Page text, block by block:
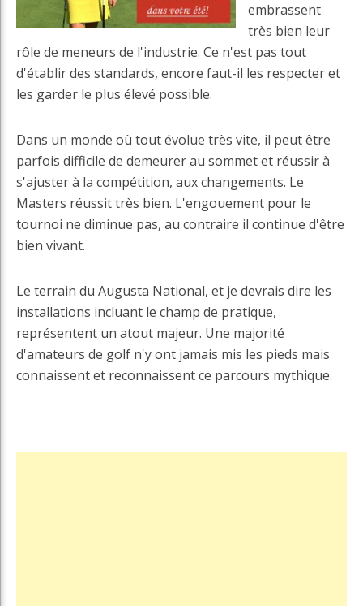
embrassent
très bien leur
rôle de meneurs de l'industrie. Ce n'est pas tout
d'établir des standards, encore faut-il les respecter et
les garder le plus élevé possible.
Dans un monde où tout évolue très vite, il peut être
parfois difficile de demeurer au sommet et réussir à
s'ajuster à la compétition, aux changements. Le
Masters réussit très bien. L'engouement pour le
tournoi ne diminue pas, au contraire il continue d'être
bien vivant.
Le terrain du Augusta National, et je devrais dire les
installations incluant le champ de pratique,
représentent un atout majeur. Une majorité
d'amateurs de golf n'y ont jamais mis les pieds mais
connaissent et reconnaissent ce parcours mythique.